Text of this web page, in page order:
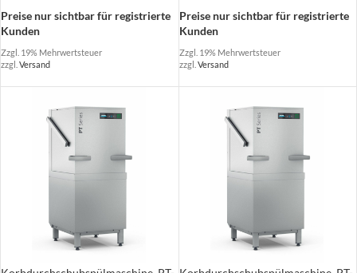
Preise nur sichtbar für registrierte
Kunden
Zzgl. 19% Mehrwertsteuer
zzgl. Versand
Preise nur sichtbar für registrierte
Kunden
Zzgl. 19% Mehrwertsteuer
zzgl. Versand